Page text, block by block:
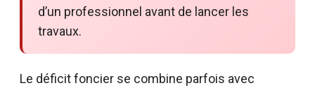
d’un professionnel avant de lancer les
travaux.
Le déficit foncier se combine parfois avec